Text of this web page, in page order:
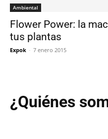
Ambiental
Flower Power: la
tus plantas
Expok - 7 enero 2015
¿Quiénes